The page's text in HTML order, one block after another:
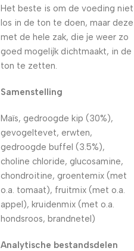
Het beste is om de voeding niet
los in de ton te doen, maar deze
met de hele zak, die je weer zo
goed mogelijk dichtmaakt, in de
ton te zetten.
Samenstelling
Maïs, gedroogde kip (30%),
gevogeltevet, erwten,
gedroogde buffel (3.5%),
choline chloride, glucosamine,
chondroitine, groentemix (met
o.a. tomaat), fruitmix (met o.a.
appel), kruidenmix (met o.a.
hondsroos, brandnetel)
Analytische bestandsdelen